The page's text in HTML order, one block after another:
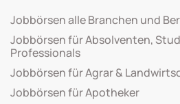
Jobbörsen alle Branchen und
Jobbörsen für Absolventen,
Professionals
Jobbörsen für Agrar &
Jobbörsen für Apotheker